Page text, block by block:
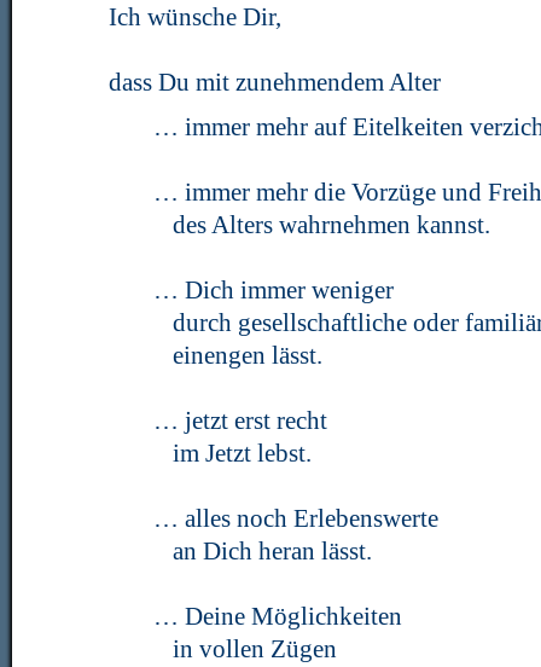
Ich wünsche Dir,
dass Du mit zunehmendem Alter
… immer mehr auf Eitelkeiten
… immer mehr die Vorzüge und
des Alters wahrnehmen kannst.
… Dich immer weniger
durch gesellschaftliche oder
einengen lässt.
… jetzt erst recht
im Jetzt lebst.
… alles noch Erlebenswerte
an Dich heran lässt.
… Deine Möglichkeiten
in vollen Zügen